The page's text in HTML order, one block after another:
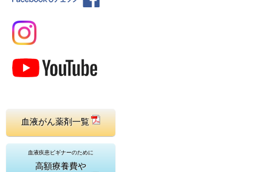
血液がん薬剤一覧
血液疾患ビギナーのために
高額療養費や